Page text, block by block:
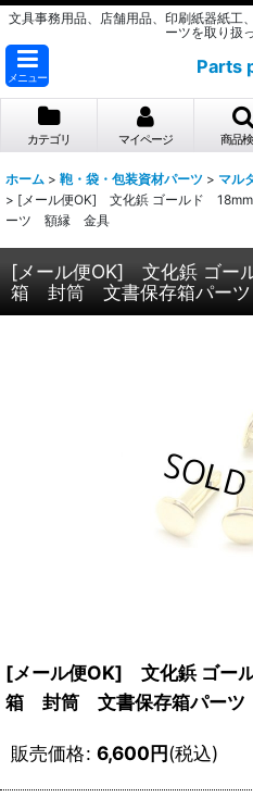
文具事務用品、店舗用品、印刷紙器紙工
ーツを取り扱
メニュー
Parts
カテゴリ マイページ 商品
ホーム > 鞄・袋・包装資材パーツ > マル
> [メール便OK] 文化鋲 ゴールド
ーツ 額縁 金具
[メール便OK] 文化鋲 ゴ
箱 封筒 文書保存箱パー
[メール便OK] 文化鋲 ゴ
箱 封筒 文書保存箱パー
販売価格: 6,600円(税込)